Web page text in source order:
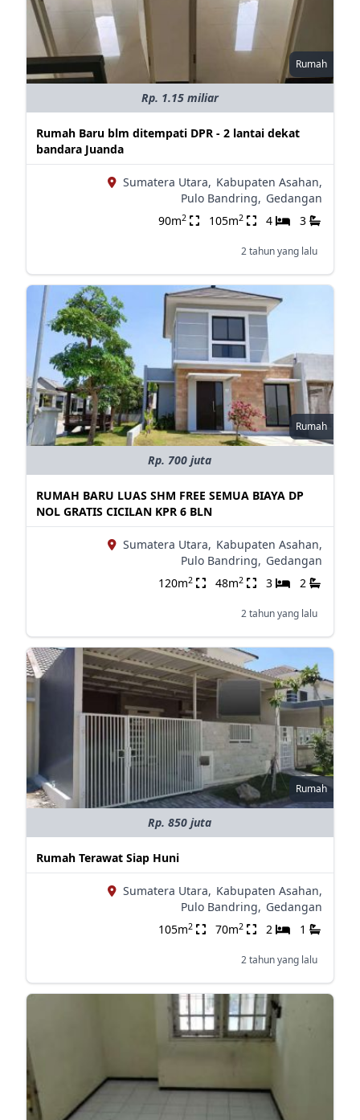
Rumah
Rp. 1.15 miliar
Rumah Baru blm ditempati DPR - 2 lantai dekat
bandara Juanda
Sumatera Utara, Kabupaten Asahan,
Pulo Bandring, Gedangan
90m2 105m2 4 3
2 tahun yang lalu
Rumah
Rp. 700 juta
RUMAH BARU LUAS SHM FREE SEMUA BIAYA DP
NOL GRATIS CICILAN KPR 6 BLN
Sumatera Utara, Kabupaten Asahan,
Pulo Bandring, Gedangan
120m2 48m2 3 2
2 tahun yang lalu
Rumah
Rp. 850 juta
Rumah Terawat Siap Huni
Sumatera Utara, Kabupaten Asahan,
Pulo Bandring, Gedangan
105m2 70m2 2 1
2 tahun yang lalu